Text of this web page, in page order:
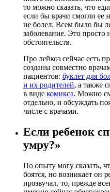
то можно сказать, что
если бы врачи смогли ее
не болел. Всем было бы
заболевание. Это просто
обстоятельств.
Про лейкоз сейчас есть
созданы совместно
пациентов: буклет для
и их родителей, а также
в виде комикса. Можно
отдельно, и обсуждать
числе с врачами.
Если ребенок
умру?»
По опыту могу сказать,
боятся, но возникает он
прозвучал, то, прежде